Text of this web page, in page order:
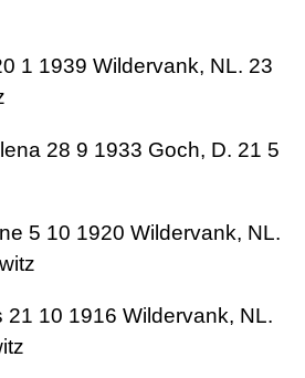
1 1939 Wildervank, NL. 23
28 9 1933 Goch, D. 21 5
5 10 1920 Wildervank, NL.
21 10 1916 Wildervank, NL.